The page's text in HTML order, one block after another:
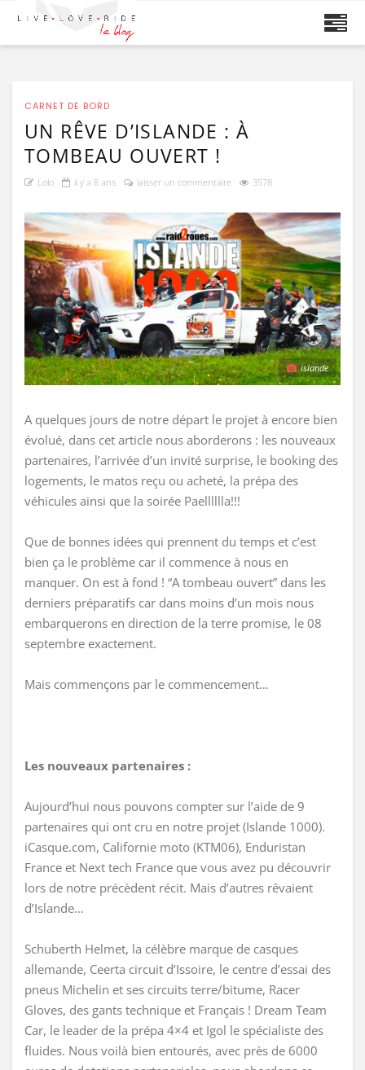
CARNET DE BORD
UN RÊVE D’ISLANDE : À
TOMBEAU OUVERT !
Lolo il y a 8 ans laisser un commentaire 3578
islande
A quelques jours de notre départ le projet à encore bien
évolué, dans cet article nous aborderons : les nouveaux
partenaires, l’arrivée d’un invité surprise, le booking des
logements, le matos reçu ou acheté, la prépa des
véhicules ainsi que la soirée Paelllllla!!!
Que de bonnes idées qui prennent du temps et c’est
bien ça le problème car il commence à nous en
manquer. On est à fond ! “A tombeau ouvert” dans les
derniers préparatifs car dans moins d’un mois nous
embarquerons en direction de la terre promise, le 08
septembre exactement.
Mais commençons par le commencement…
Les nouveaux partenaires :
Aujourd’hui nous pouvons compter sur l’aide de 9
partenaires qui ont cru en notre projet (Islande 1000).
iCasque.com, Californie moto (KTM06), Enduristan
France et Next tech France que vous avez pu découvrir
lors de notre précèdent récit. Mais d’autres rêvaient
d’Islande…
Schuberth Helmet, la célèbre marque de casques
allemande, Ceerta circuit d’Issoire, le centre d’essai des
pneus Michelin et ses circuits terre/bitume, Racer
Gloves, des gants technique et Français ! Dream Team
Car, le leader de la prépa 4×4 et Igol le spécialiste des
fluides. Nous voilà bien entourés, avec près de 6000